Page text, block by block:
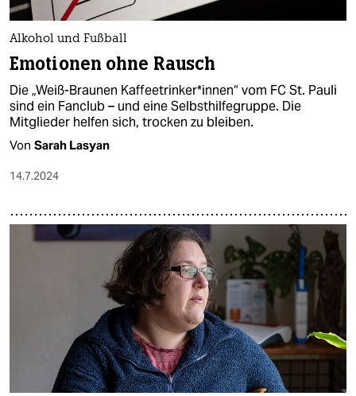
Alkohol und Fußball
Emotionen ohne Rausch
Die „Weiß-Braunen Kaffeetrinker*innen“ vom FC St. Pauli
sind ein Fanclub – und eine Selbsthilfegruppe. Die
Mitglieder helfen sich, trocken zu bleiben.
Von Sarah Lasyan
14.7.2024